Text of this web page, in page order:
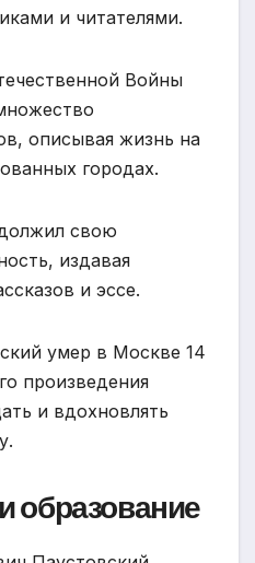
и читателями.
Войны
описывая жизнь на
городах.
свою
издавая
и эссе.
умер в Москве 14
произведения
и вдохновлять
образование